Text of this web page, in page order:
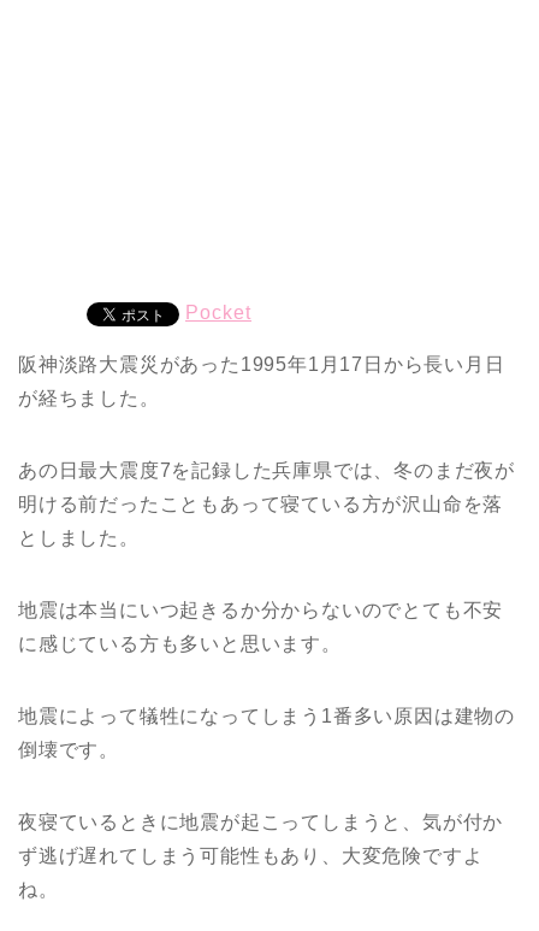
Pocket
阪神淡路大震災があった1995年1月17日から長い月日
が経ちました。
あの日最大震度7を記録した兵庫県では、冬のまだ夜が
明ける前だったこともあって寝ている方が沢山命を落
としました。
地震は本当にいつ起きるか分からないのでとても不安
に感じている方も多いと思います。
地震によって犠牲になってしまう1番多い原因は建物の
倒壊です。
夜寝ているときに地震が起こってしまうと、気が付か
ず逃げ遅れてしまう可能性もあり、大変危険ですよ
ね。